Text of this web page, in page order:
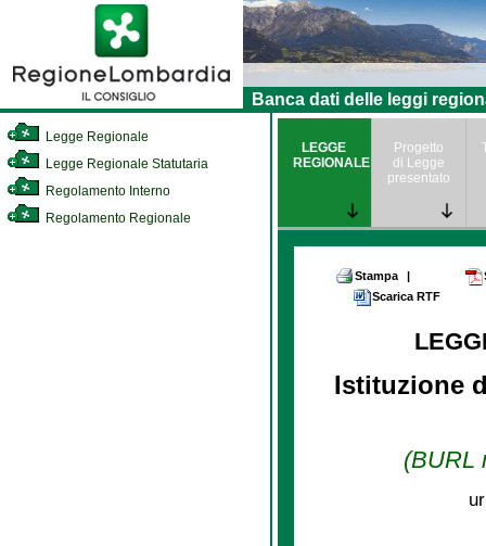
Banca dati delle leggi
Legge Regionale
Legge Regionale Statutaria
Regolamento Interno
Regolamento Regionale
LEGGE
REGIONALE
Progetto
di Legge
presentato
Stampa |
Scarica RTF
Istituzione
(BURL